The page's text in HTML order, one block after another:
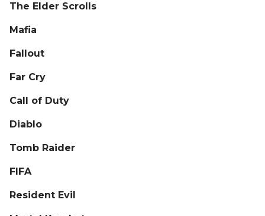
The Elder Scrolls
Mafia
Fallout
Far Cry
Call of Duty
Diablo
Tomb Raider
FIFA
Resident Evil